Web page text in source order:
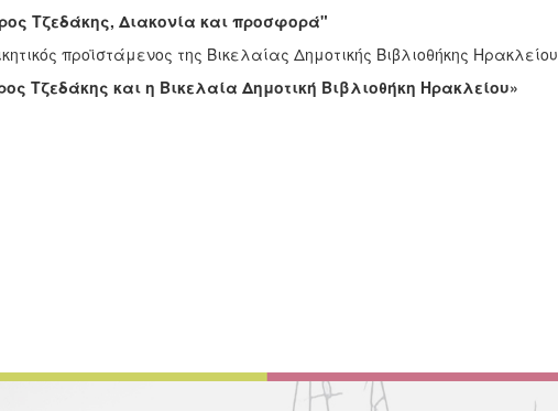
Τζεδάκης, Διακονία και προσφορά"
προϊστάμενος της Βικελαίας Δημοτικής Βιβλιοθήκης Ηρακλείου
Τζεδάκης και η Βικελαία Δημοτική Βιβλιοθήκη Ηρακλείου»